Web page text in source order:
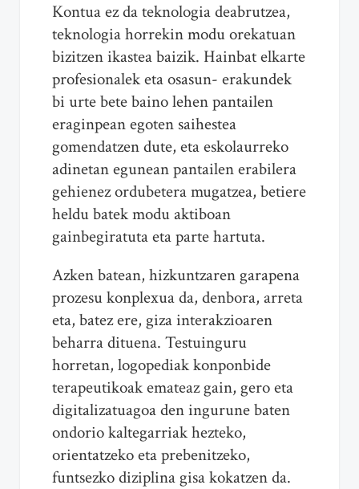
Kontua ez da teknologia deabrutzea,
teknologia horrekin modu orekatuan
bizitzen ikastea baizik. Hainbat elkarte
profesionalek eta osasun- erakundek
bi urte bete baino lehen pantailen
eraginpean egoten saihestea
gomendatzen dute, eta eskolaurreko
adinetan egunean pantailen erabilera
gehienez ordubetera mugatzea, betiere
heldu batek modu aktiboan
gainbegiratuta eta parte hartuta.
Azken batean, hizkuntzaren garapena
prozesu konplexua da, denbora, arreta
eta, batez ere, giza interakzioaren
beharra dituena. Testuinguru
horretan, logopediak konponbide
terapeutikoak emateaz gain, gero eta
digitalizatuagoa den ingurune baten
ondorio kaltegarriak hezteko,
orientatzeko eta prebenitzeko,
funtsezko diziplina gisa kokatzen da.